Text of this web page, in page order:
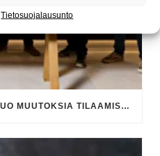
Tietosuojalausunto
KESPRO ERIKOISTUKKU TUO MUUTOKSIA TILAAMISESSA JA YHTEYKSISSÄ